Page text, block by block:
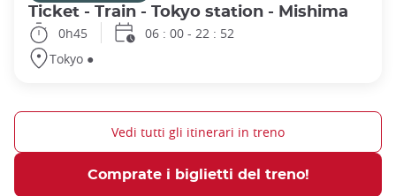
Ticket - Train - Tokyo station - Mishima
0h45
06 : 00 - 22 : 52
Tokyo ●
Vedi tutti gli itinerari in treno
Comprate i biglietti del treno!